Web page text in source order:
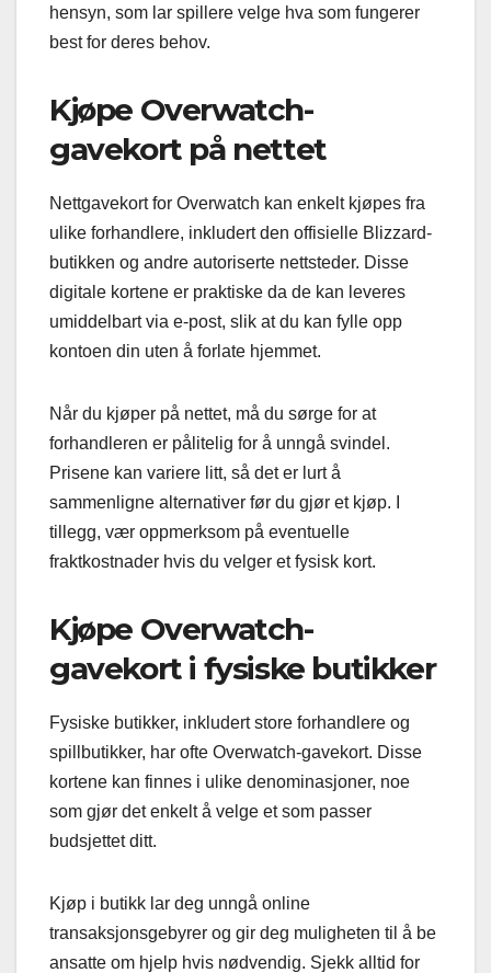
hensyn, som lar spillere velge hva som fungerer
best for deres behov.
Kjøpe Overwatch-
gavekort på nettet
Nettgavekort for Overwatch kan enkelt kjøpes fra
ulike forhandlere, inkludert den offisielle Blizzard-
butikken og andre autoriserte nettsteder. Disse
digitale kortene er praktiske da de kan leveres
umiddelbart via e-post, slik at du kan fylle opp
kontoen din uten å forlate hjemmet.
Når du kjøper på nettet, må du sørge for at
forhandleren er pålitelig for å unngå svindel.
Prisene kan variere litt, så det er lurt å
sammenligne alternativer før du gjør et kjøp. I
tillegg, vær oppmerksom på eventuelle
fraktkostnader hvis du velger et fysisk kort.
Kjøpe Overwatch-
gavekort i fysiske butikker
Fysiske butikker, inkludert store forhandlere og
spillbutikker, har ofte Overwatch-gavekort. Disse
kortene kan finnes i ulike denominasjoner, noe
som gjør det enkelt å velge et som passer
budsjettet ditt.
Kjøp i butikk lar deg unngå online
transaksjonsgebyrer og gir deg muligheten til å be
ansatte om hjelp hvis nødvendig. Sjekk alltid for